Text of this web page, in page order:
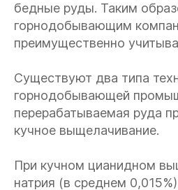
бедные руды. Таким
горнодобывающим
преимущественно
Существуют два типа
горнодобывающей
перерабатываемая руда
кучное выщелачивание.
При кучном цианидном
натрия (в среднем